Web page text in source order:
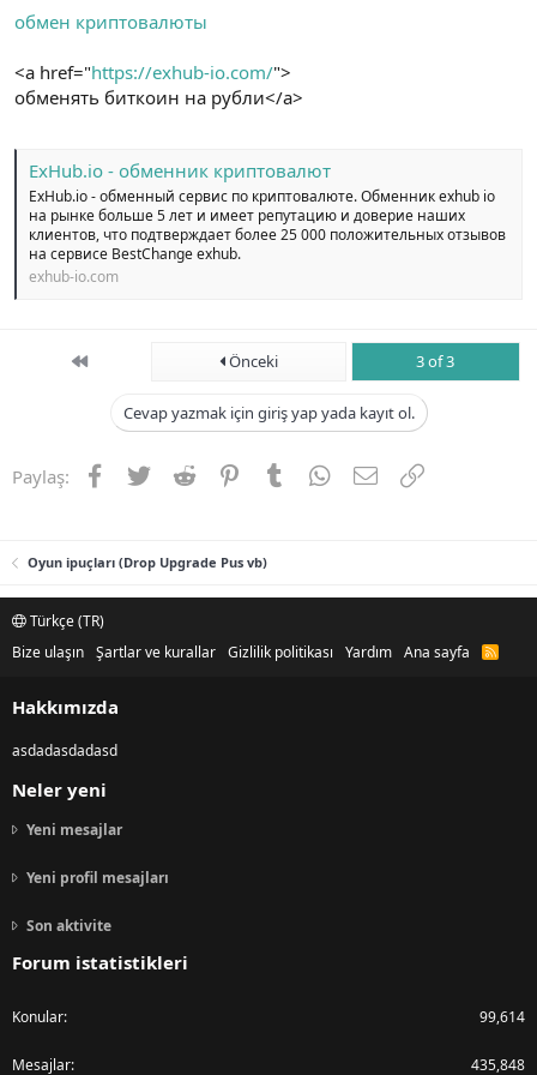
a
h
обмен криптовалюты
<a href="https://exhub-io.com/">
обменять биткоин на рубли</a>
ExHub.io - обменник криптовалют
ExHub.io - обменный сервис по криптовалюте. Обменник exhub io
на рынке больше 5 лет и имеет репутацию и доверие наших
клиентов, что подтверждает более 25 000 положительных отзывов
на сервисе BestChange exhub.
exhub-io.com
First Önceki 3 of 3
Cevap yazmak için giriş yap yada kayıt ol.
Paylaş: Facebook
TwitterReddit PinterestTumblrWhatsApp
E-postaLink
Oyun ipuçları (Drop Upgrade Pus vb)
Türkçe (TR)
Bize ulaşın Şartlar ve kurallar Gizlilik politikası Yardım Ana sayfa
R
Hakkımızda
asdadasdadasd
Neler yeni
Yeni mesajlar
Yeni profil mesajları
Son aktivite
Forum istatistikleri
Konular 99,614
Mesajlar 435,848